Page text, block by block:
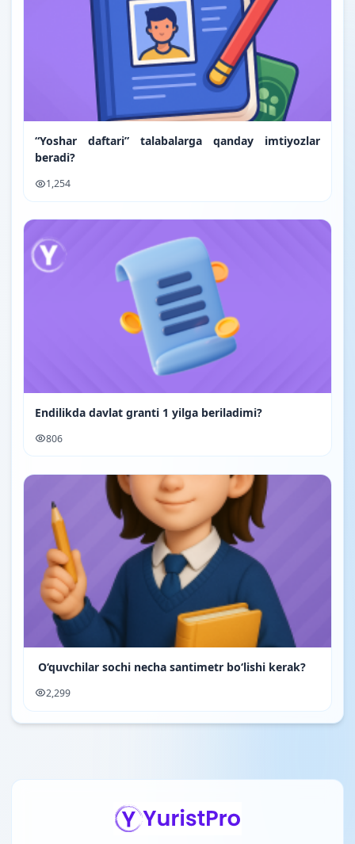
“Yoshar daftari” talabalarga qanday imtiyozlar
beradi?
1,254
Endilikda davlat granti 1 yilga beriladimi?
806
O‘quvchilar sochi necha santimetr boʻlishi kerak?
2,299